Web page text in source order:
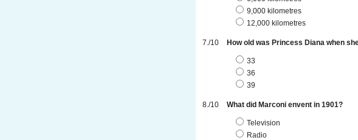
9,000 kilometres
12,000 kilometres
How old was Princess Diana when
33
36
39
What did Marconi envent in 1901?
Television
Radio